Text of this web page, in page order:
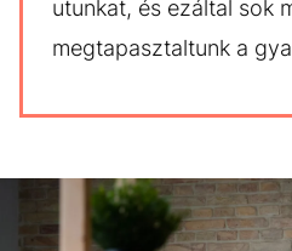
utunkat, és ezáltal sok
megtapasztaltunk a